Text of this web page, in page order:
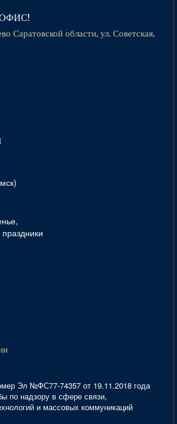
Саратовской области, ул. Советская,
Эл №ФС77-74357 от 19.11.2018 года
по надзору в сфере связи,
и массовых коммуникаций